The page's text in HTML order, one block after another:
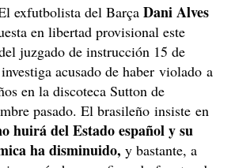
exfutbolista del Barça Dani Alves
en libertad provisional este
juzgado de instrucción 15 de
acusado de haber violado a
en la discoteca Sutton de
pasado. El brasileño insiste en
huirá del Estado español y su
ha disminuido, y bastante, a